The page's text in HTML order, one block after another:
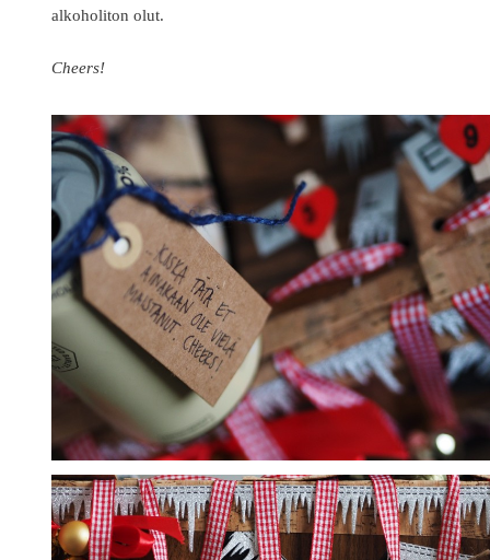
alkoholiton olut.
Cheers!